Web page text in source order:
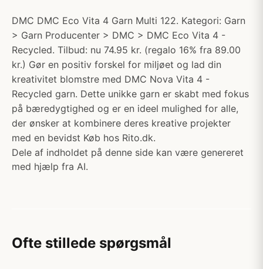
DMC DMC Eco Vita 4 Garn Multi 122. Kategori: Garn
> Garn Producenter > DMC > DMC Eco Vita 4 -
Recycled. Tilbud: nu 74.95 kr. (regalo 16% fra 89.00
kr.) Gør en positiv forskel for miljøet og lad din
kreativitet blomstre med DMC Nova Vita 4 -
Recycled garn. Dette unikke garn er skabt med fokus
på bæredygtighed og er en ideel mulighed for alle,
der ønsker at kombinere deres kreative projekter
med en bevidst Køb hos Rito.dk.
Dele af indholdet på denne side kan være genereret
med hjælp fra AI.
Ofte stillede spørgsmål